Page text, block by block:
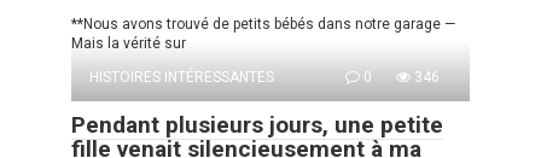
**Nous avons trouvé de petits bébés dans notre garage —
Mais la vérité sur
HISTOIRES INTÉRESSANTES
0 346
Pendant plusieurs jours, une petite
fille venait silencieusement à ma